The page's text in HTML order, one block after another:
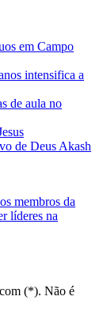
em Campo
intensifica a
de aula no
de Deus Akash
membros da
líderes na
(*). Não é